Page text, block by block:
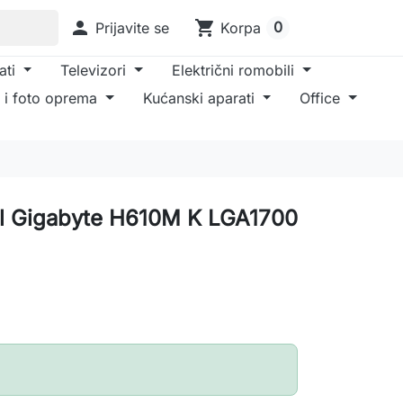
 Prijavite se shopping_cart Korpa 0
Televizori
Električni romobili
i foto oprema Kućanski aparati
Office
H610M K LGA1700